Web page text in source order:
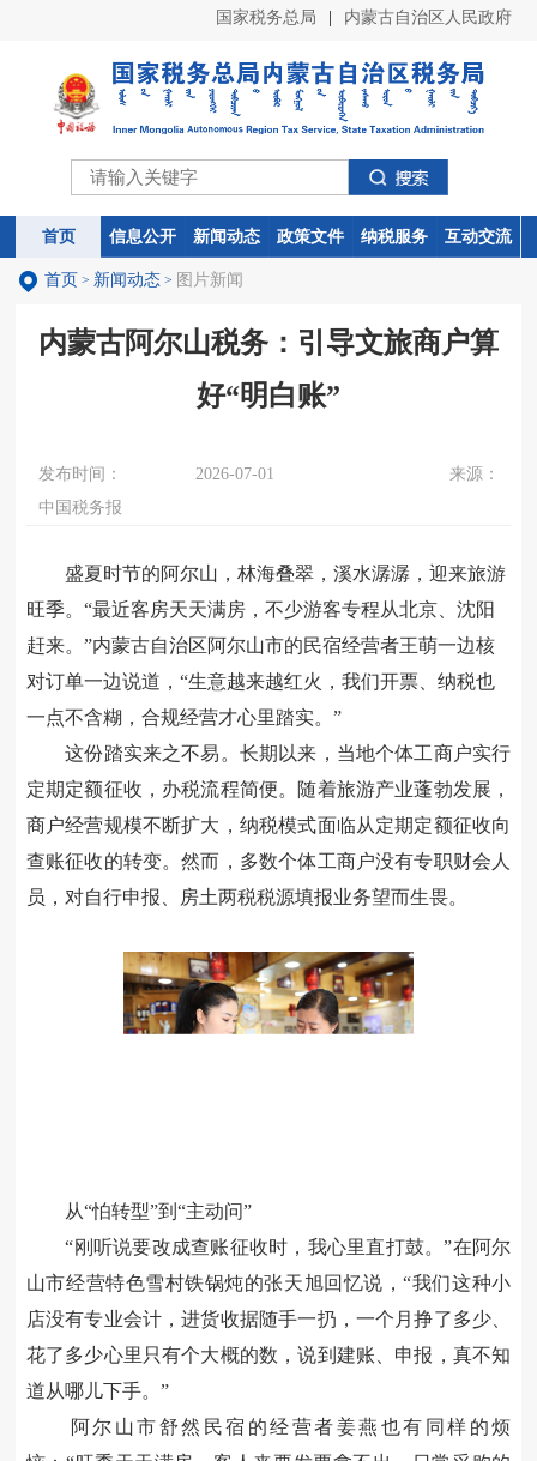
国家税务总局 内蒙古自治区人民政府
首页 信息公开 新闻动态 政策文件 纳税服务 互动交流
首页 信息公开 新闻动态 政策文件 纳税服务 互动交流
首页 > 新闻动态 > 图片新闻
内蒙古阿尔山税务：引导文旅商户算
好“明白账”
发布时间： 2026-07-01
来源：
中国税务报
盛夏时节的阿尔山，林海叠翠，溪水潺潺，迎来旅游
旺季。 “最近客房天天满房，不少游客专程从北京、沈阳
赶来。 ”内蒙古自治区阿尔山市的民宿经营者王萌一边核
对订单一边说道， “生意越来越红火，我们开票、纳税也
一点不含糊，合规经营才心里踏实。 ”
这份踏实来之不易。长期以来，当地个体工商户实行
定期定额征收，办税流程简便。随着旅游产业蓬勃发展，
商户经营规模不断扩大，纳税模式面临从定期定额征收向
查账征收的转变。然而，多数个体工商户没有专职财会人
员，对自行申报、房土两税税源填报业务望而生畏。
从“怕转型”到 “主动问”
“刚听说要改成查账征收时，我心里直打鼓。”在阿尔
山市经营特色雪村铁锅炖的张天旭回忆说，“我们这种小
店没有专业会计，进货收据随手一扔，一个月挣了多少、
花了多少心里只有个大概的数，说到建账、申报，真不知
道从哪儿下手。 ”
阿尔山市舒然民宿的经营者姜燕也有同样的烦